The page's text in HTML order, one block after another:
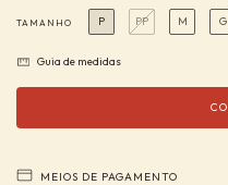
TAMANHO P PP M G
Guia de medidas
MEIOS DE PAGAMENTO